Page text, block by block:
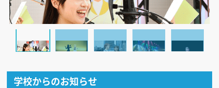
学校からのお知らせ